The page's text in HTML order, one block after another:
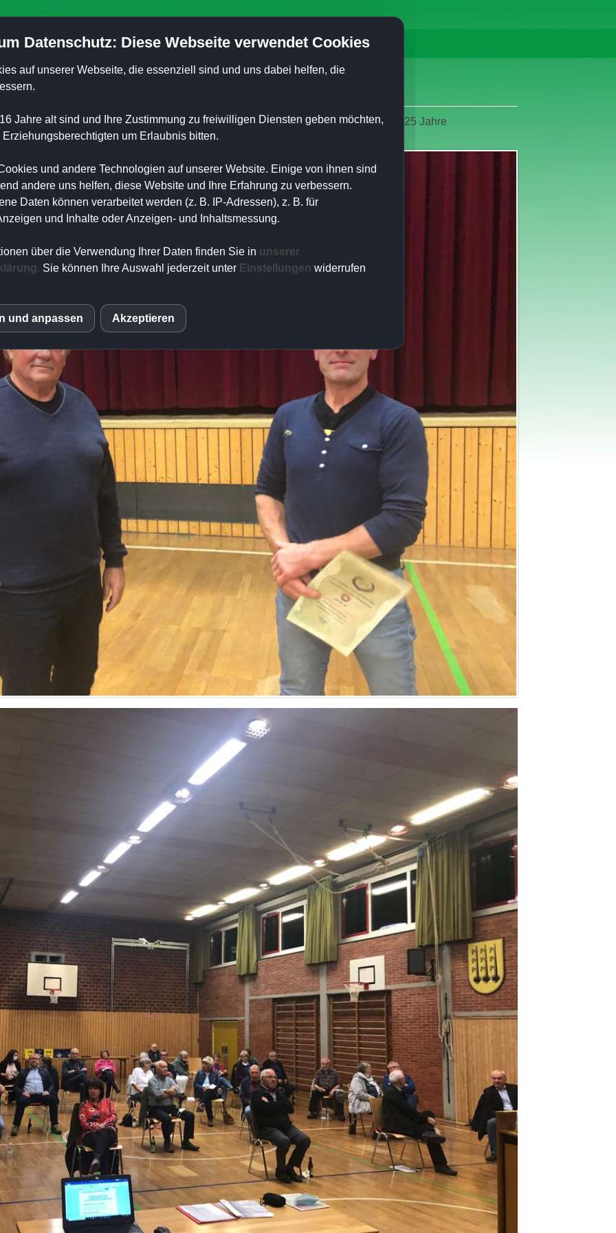
Aktuelles Archiv | Presse Heimatstuben Galerie Kontakt
auf der Mitgliederversammlung 2020 die Urkunde und Vereinsnadel in Silber für 25 Jahre
Datenschutz: Diese Webseite verwendet Cookies
auf unserer Webseite, die essenziell sind und uns dabei helfen, die
Jahre alt sind und Ihre Zustimmung zu freiwilligen Diensten geben möchten,
um Erlaubnis bitten.
und andere Technologien auf unserer Website. Einige von ihnen sind
andere uns helfen, diese Website und Ihre Erfahrung zu verbessern.
Daten können verarbeitet werden (z. B. IP-Adressen), z. B. für
und Inhalte oder Anzeigen- und Inhaltsmessung.
über die Verwendung Ihrer Daten finden Sie in unserer
. Sie können Ihre Auswahl jederzeit unter Einstellungen widerrufen
(Piwik)
und anpassen Akzeptieren